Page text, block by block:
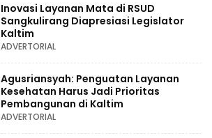
Inovasi Layanan Mata di RSUD
Sangkulirang Diapresiasi Legislator
Kaltim
ADVERTORIAL
Agusriansyah: Penguatan Layanan
Kesehatan Harus Jadi Prioritas
Pembangunan di Kaltim
ADVERTORIAL